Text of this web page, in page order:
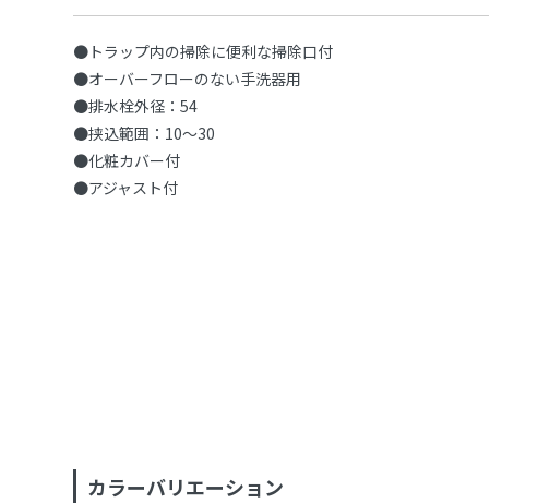
●トラップ内の掃除に便利な掃除口付
●オーバーフローのない手洗器用
●排水栓外径：54
●挟込範囲：10〜30
●化粧カバー付
●アジャスト付
カラーバリエーション